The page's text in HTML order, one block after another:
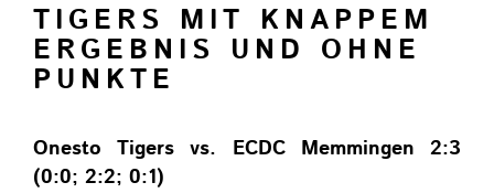
TIGERS MIT KNAPPEM
ERGEBNIS UND OHNE
PUNKTE
Onesto Tigers vs. ECDC Memmingen 2:3
(0:0; 2:2; 0:1)